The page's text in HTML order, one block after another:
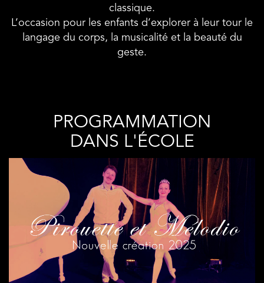
classique.
L’occasion pour les enfants d’explorer à leur tour le
langage du corps, la musicalité et la beauté du
geste.
PROGRAMMATION
DANS L'ÉCOLE